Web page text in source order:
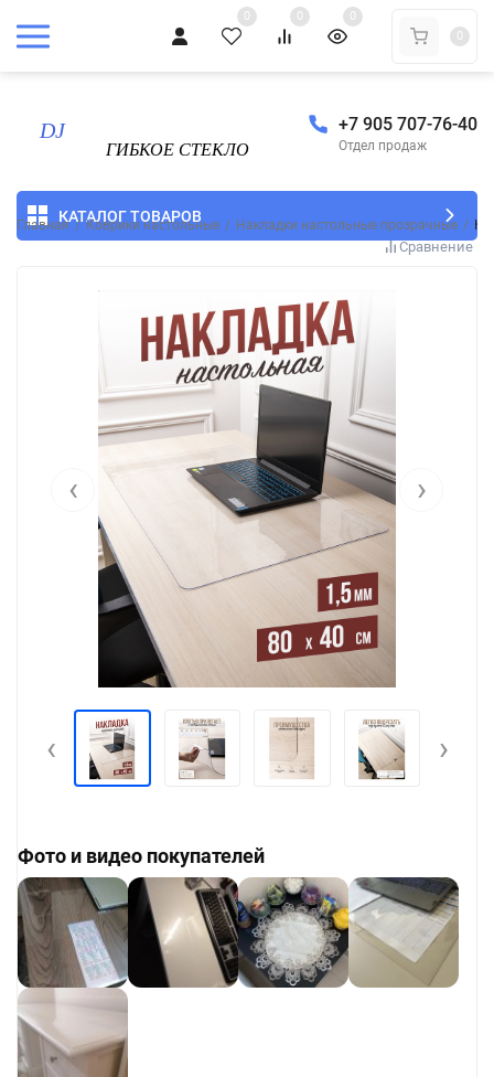
0 0
0
0
+7 905 707-76-40
Отдел продаж
КАТАЛОГ ТОВАРОВ
Главная / Коврики настольные / Накладки настольные прозрачные /
Сравнение
‹ ›
‹ ›
Фото и видео покупателей